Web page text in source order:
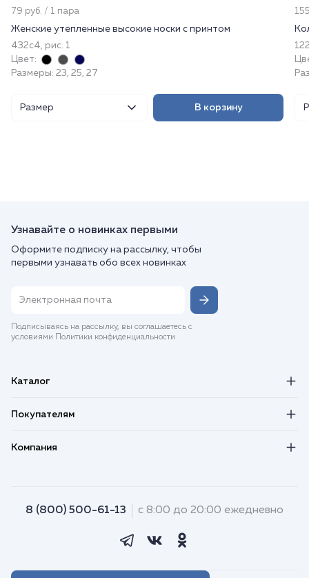
79 руб. / 1 пара
Женские утепленные высокие носки с принтом
432с4, рис. 1
Цвет:
Размеры: 23, 25, 27
Размер В корзину
Узнавайте о новинках первыми
Оформите подписку на рассылку, чтобы
первыми узнавать обо всех новинках
Подписываясь на рассылку, вы соглашаетесь с
условиями Политики конфиденциальности
Каталог
Покупателям
Компания
8 (800) 500-61-13 с 8:00 до 20:00 ежедневно